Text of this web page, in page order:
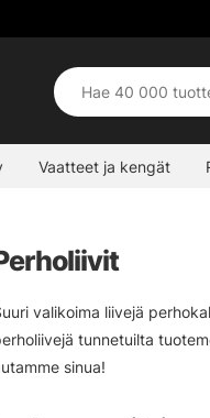
Vaatteet ja kengät
valikoima liivejä
tunnetuilta
sinua!